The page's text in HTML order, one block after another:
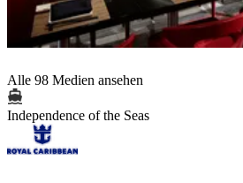
Alle 98 Medien ansehen
Independence of the Seas